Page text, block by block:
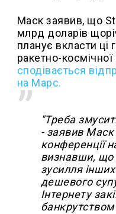
Маск заявив, що
млрд доларів
планує вкласти ці
ракетно-
сподівається
на Марс.
"Треба
- заявив Маск
конференції
визнавши, що
зусилля
дешевого
Інтернету
банкрутством